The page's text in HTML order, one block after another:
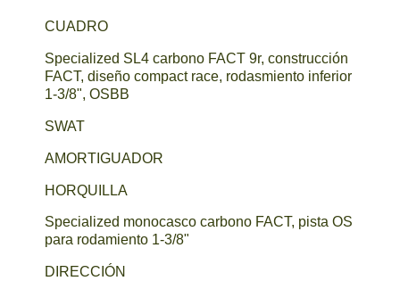
CUADRO
Specialized SL4 carbono FACT 9r, construcción
FACT, diseño compact race, rodasmiento inferior
1-3/8", OSBB
SWAT
AMORTIGUADOR
HORQUILLA
Specialized monocasco carbono FACT, pista OS
para rodamiento 1-3/8"
DIRECCIÓN